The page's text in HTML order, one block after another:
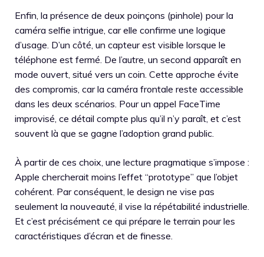
Enfin, la présence de deux poinçons (pinhole) pour la
caméra selfie intrigue, car elle confirme une logique
d’usage. D’un côté, un capteur est visible lorsque le
téléphone est fermé. De l’autre, un second apparaît en
mode ouvert, situé vers un coin. Cette approche évite
des compromis, car la caméra frontale reste accessible
dans les deux scénarios. Pour un appel FaceTime
improvisé, ce détail compte plus qu’il n’y paraît, et c’est
souvent là que se gagne l’adoption grand public.
À partir de ces choix, une lecture pragmatique s’impose :
Apple chercherait moins l’effet “prototype” que l’objet
cohérent. Par conséquent, le design ne vise pas
seulement la nouveauté, il vise la répétabilité industrielle.
Et c’est précisément ce qui prépare le terrain pour les
caractéristiques d’écran et de finesse.